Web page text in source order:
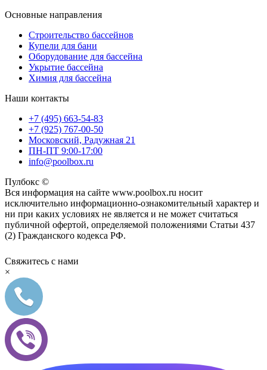
Основные направления
Строительство бассейнов
Купели для бани
Оборудование для бассейна
Укрытие бассейна
Химия для бассейна
Наши контакты
+7 (495) 663-54-83
+7 (925) 767-00-50
Московский, Радужная 21
ПН-ПТ 9:00-17:00
info@poolbox.ru
Пулбокс ©
Вся информация на сайте www.poolbox.ru носит
исключительно информационно-ознакомительный характер и
ни при каких условиях не является и не может считаться
публичной офертой, определяемой положениями Статьи 437
(2) Гражданского кодекса РФ.
Свяжитесь с нами
×